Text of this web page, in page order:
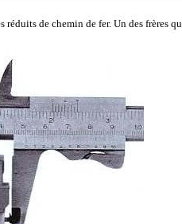
de chemin de fer. Un des